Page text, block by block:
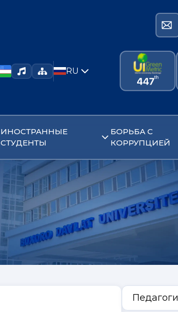
RU
ИНОСТРАННЫЕ
СТУДЕНТЫ
БОРЬБА С
КОРРУПЦИЕЙ